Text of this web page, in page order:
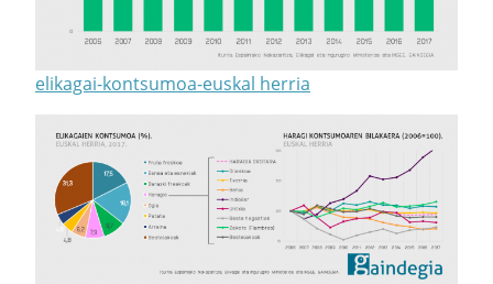
elikagai-kontsumoa-euskal herria